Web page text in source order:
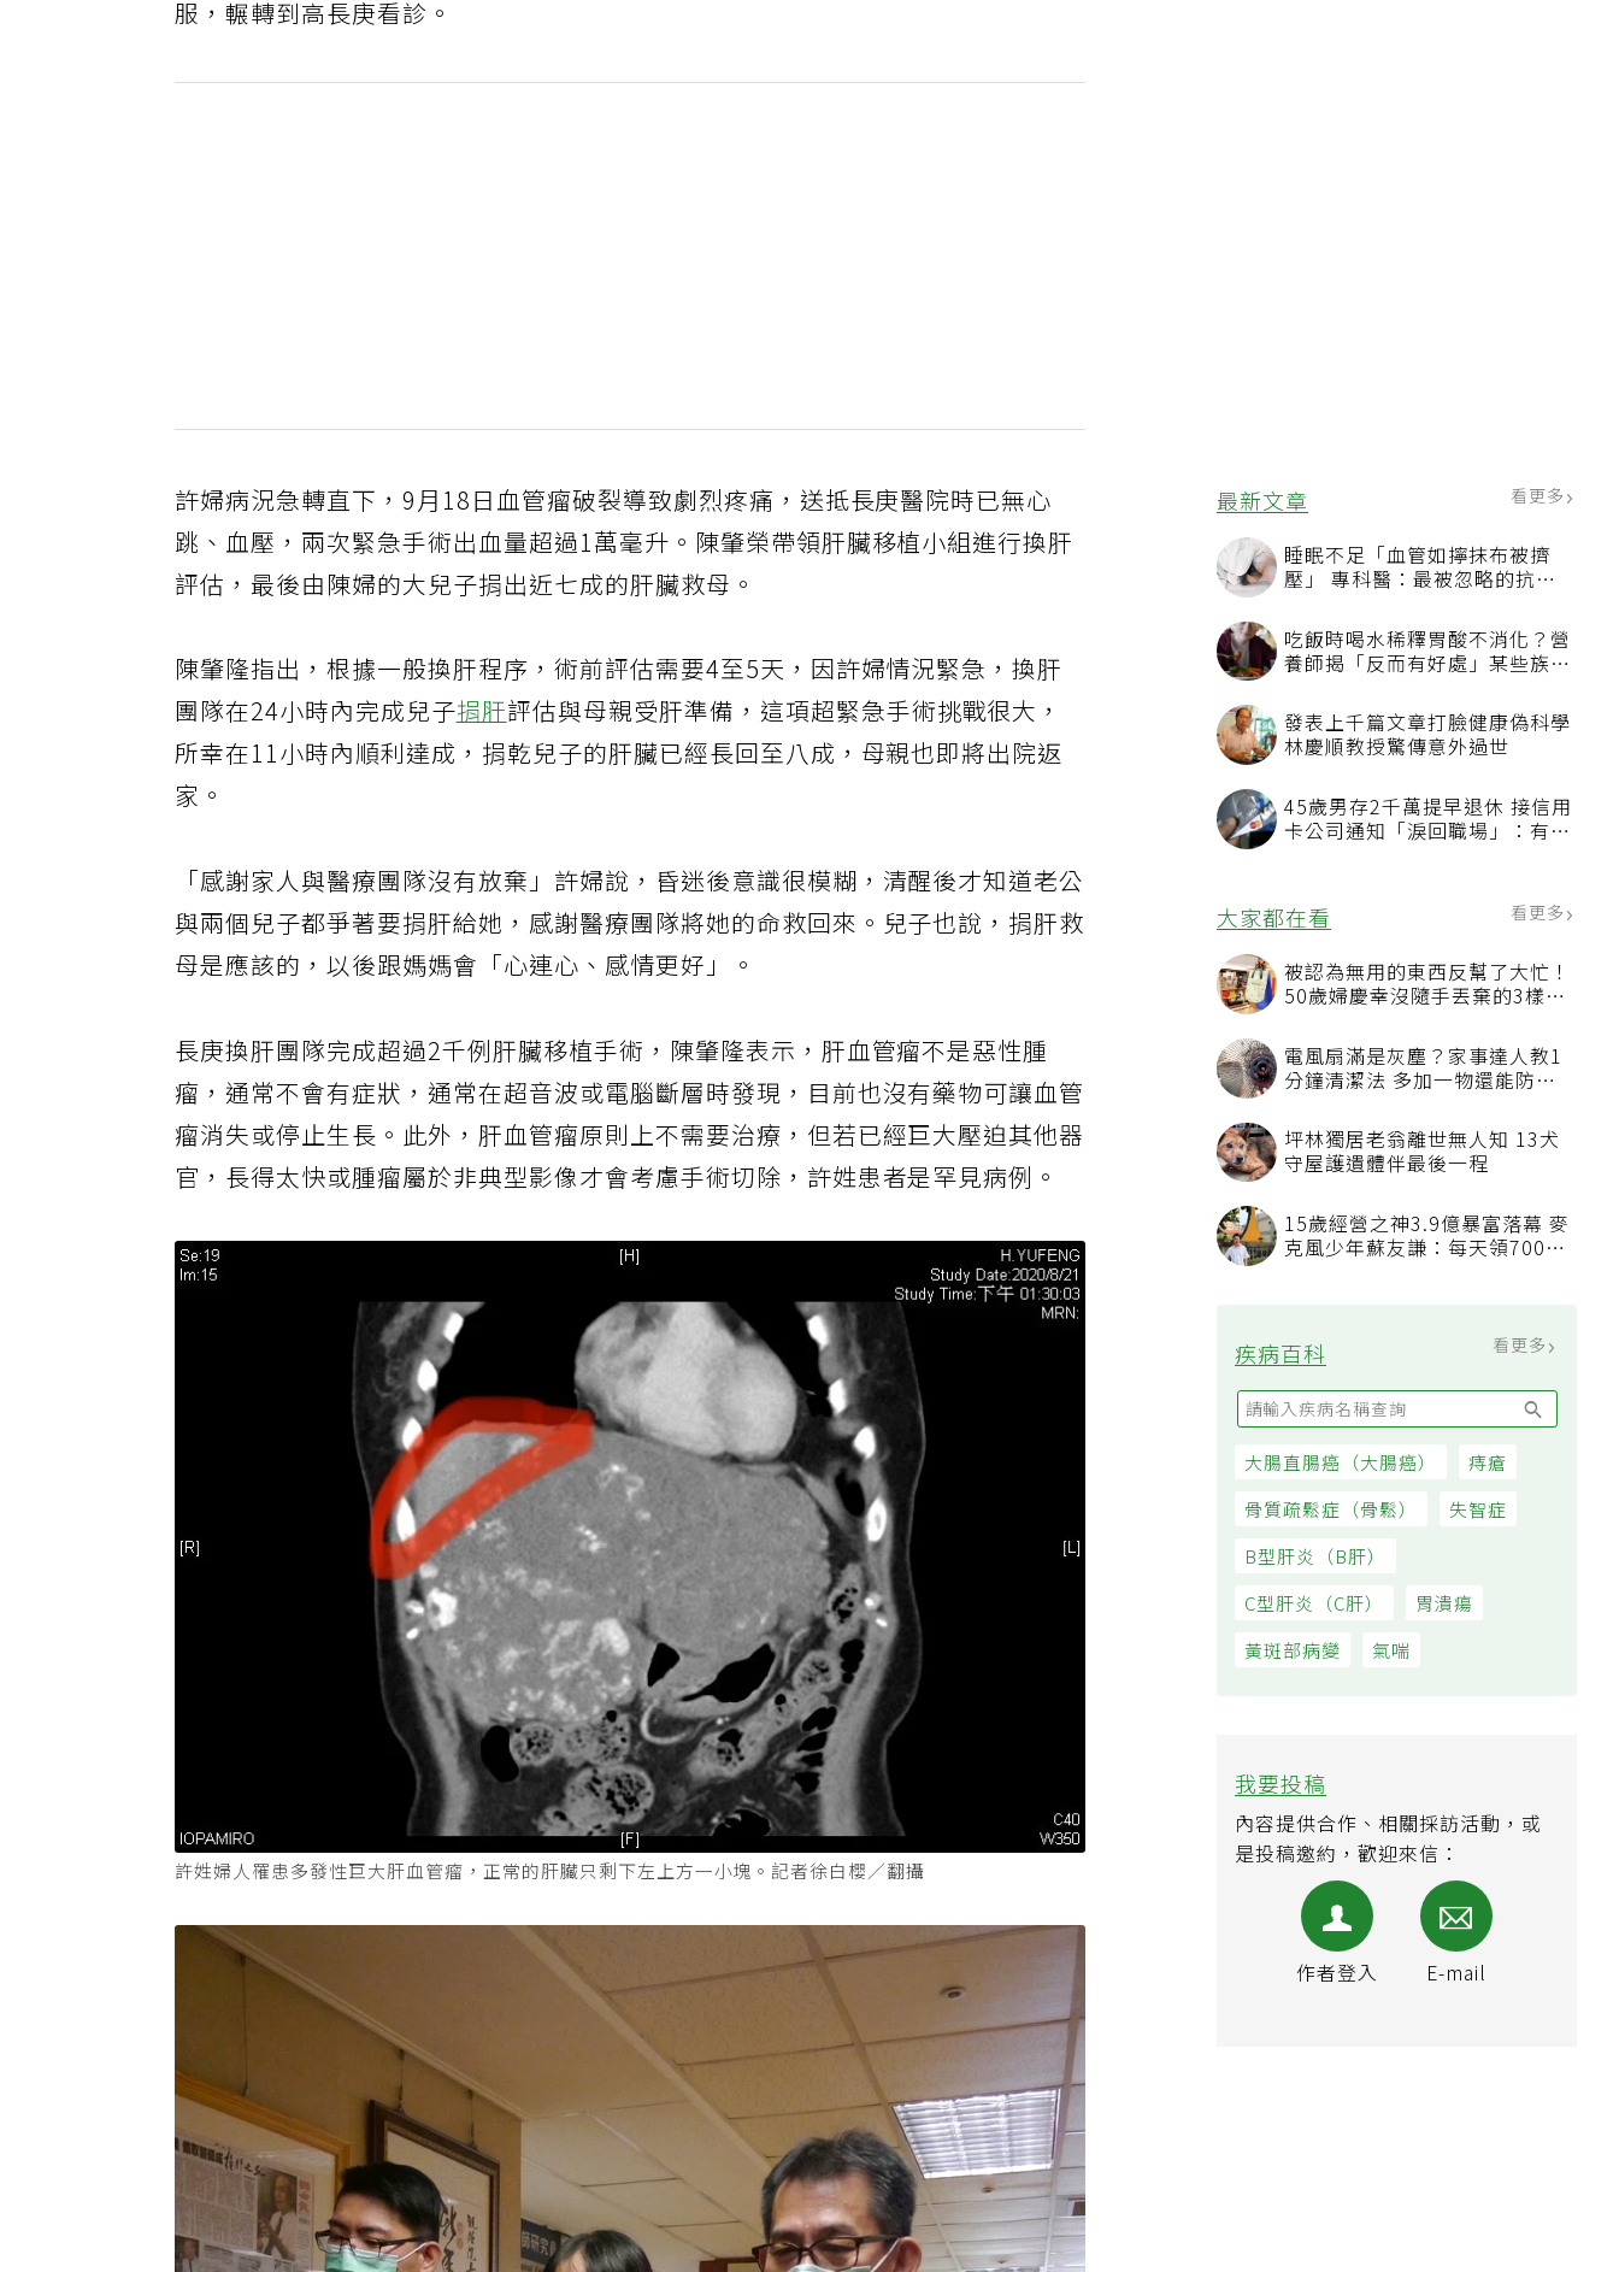
最新文章 看更多
睡眠不足「血管如擰抹布被擠
壓」 專科醫：最被忽略的抗老
吃飯時喝水稀釋胃酸不消化？營
養師揭「反而有好處」某些族群
發表上千篇文章打臉健康偽科學
林慶順教授驚傳意外過世
45歲男存2千萬提早退休 接信用
卡公司通知「淚回職場」：有錢
大家都在看 看更多
被認為無用的東西反幫了大忙！
50歲婦慶幸沒隨手丟棄的3樣物
電風扇滿是灰塵？家事達人教1
分鐘清潔法 多加一物還能防髒
坪林獨居老翁離世無人知 13犬
守屋護遺體伴最後一程
15歲經營之神3.9億暴富落幕 麥
克風少年蘇友謙：每天領700元
疾病百科
大腸直腸癌（大腸癌） 痔瘡
骨質疏鬆症（骨鬆） 失智症
B型肝炎（B肝）
C型肝炎（C肝）
黃斑部病變
我要投稿
內容提供合作、相關採訪活動，或
服，輾轉到高長庚看診。
許婦病況急轉直下，9月18日血管瘤破裂導致劇烈疼痛，送抵長庚醫院時已無心
跳、血壓，兩次緊急手術出血量超過1萬毫升。陳肇榮帶領肝臟移植小組進行換肝
評估，最後由陳婦的大兒子捐出近七成的肝臟救母。
陳肇隆指出，根據一般換肝程序，術前評估需要4至5天，因許婦情況緊急，換肝
團隊在24小時內完成兒子捐肝評估與母親受肝準備，這項超緊急手術挑戰很大，
所幸在11小時內順利達成，捐乾兒子的肝臟已經長回至八成，母親也即將出院返
家。
「感謝家人與醫療團隊沒有放棄」許婦說，昏迷後意識很模糊，清醒後才知道老公
與兩個兒子都爭著要捐肝給她，感謝醫療團隊將她的命救回來。兒子也說，捐肝救
母是應該的，以後跟媽媽會「心連心、感情更好」。
長庚換肝團隊完成超過2千例肝臟移植手術，陳肇隆表示，肝血管瘤不是惡性腫
瘤，通常不會有症狀，通常在超音波或電腦斷層時發現，目前也沒有藥物可讓血管
瘤消失或停止生長。此外，肝血管瘤原則上不需要治療，但若已經巨大壓迫其他器
官，長得太快或腫瘤屬於非典型影像才會考慮手術切除，許姓患者是罕見病例。